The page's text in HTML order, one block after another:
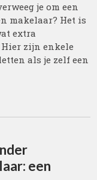
je om een
makelaar? Het is
extra
zijn enkele
als je zelf een
een